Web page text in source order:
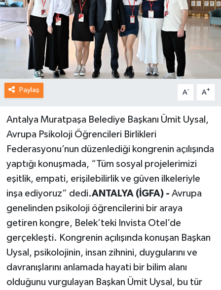
Paylaş A- A+
Antalya Muratpaşa Belediye Başkanı Ümit Uysal,
Avrupa Psikoloji Öğrencileri Birlikleri
Federasyonu’nun düzenlediği kongrenin açılışında
yaptığı konuşmada, “Tüm sosyal projelerimizi
eşitlik, empati, erişilebilirlik ve güven ilkeleriyle
inşa ediyoruz” dedi.ANTALYA (İGFA) - Avrupa
genelinden psikoloji öğrencilerini bir araya
getiren kongre, Belek’teki Invista Otel’de
gerçekleşti. Kongrenin açılışında konuşan Başkan
Uysal, psikolojinin, insan zihnini, duygularını ve
davranışlarını anlamada hayati bir bilim alanı
olduğunu vurgulayan Başkan Ümit Uysal, bu tür